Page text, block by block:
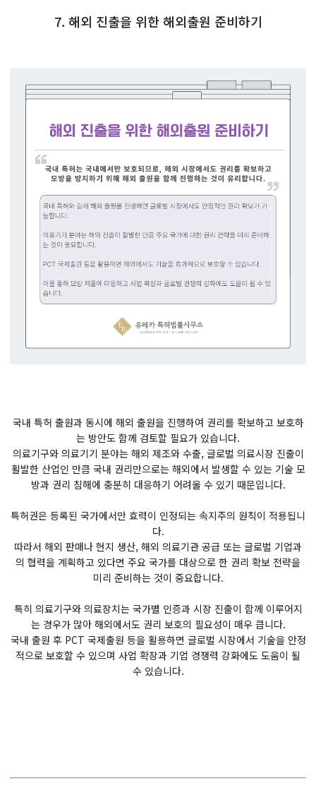
7. 해외 진출을 위한 해외출원 준비하기
국내 특허 출원과 동시에 해외 출원을 진행하여 권리를 확보하고 보호하
는 방안도 함께 검토할 필요가 있습니다.
의료기구와 의료기기 분야는 해외 제조와 수출, 글로벌 의료시장 진출이
활발한 산업인 만큼 국내 권리만으로는 해외에서 발생할 수 있는 기술 모
방과 권리 침해에 충분히 대응하기 어려울 수 있기 때문입니다.
특허권은 등록된 국가에서만 효력이 인정되는 속지주의 원칙이 적용됩니
다.
따라서 해외 판매나 현지 생산, 해외 의료기관 공급 또는 글로벌 기업과
의 협력을 계획하고 있다면 주요 국가를 대상으로 한 권리 확보 전략을
미리 준비하는 것이 중요합니다.
특히 의료기구와 의료장치는 국가별 인증과 시장 진출이 함께 이루어지
는 경우가 많아 해외에서도 권리 보호의 필요성이 매우 큽니다.
국내 출원 후 PCT 국제출원 등을 활용하면 글로벌 시장에서 기술을 안정
적으로 보호할 수 있으며 사업 확장과 기업 경쟁력 강화에도 도움이 될
수 있습니다.